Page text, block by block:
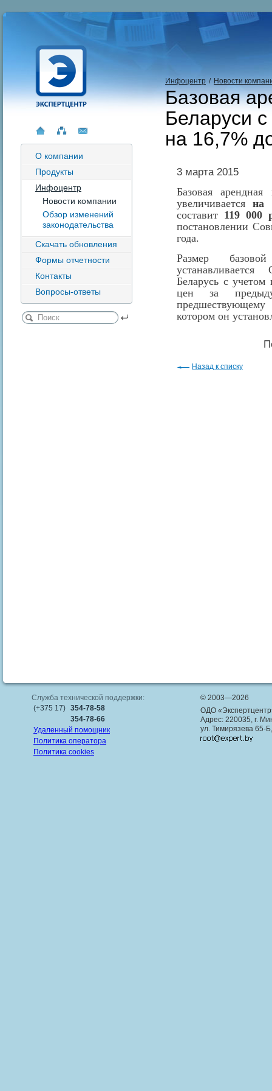
О компании
Продукты
Инфоцентр
Новости компании
Обзор изменений
законодательства
Скачать обновления
Формы отчетности
Контакты
Вопросы-ответы
Инфоцентр / Новости
Базовая
Беларуси
на 16,7%
3 марта 2015
Базовая
увеличиваетсяна
составит 119 000
постановлении
года.
Размер
Беларусь с учетом
цен за
котором он
Назад к списку
Служба технической поддержки:
(+375 17) 354-78-58
354-78-66
Удаленный помощник
Политика оператора
Политика cookies
© 2003—2026
ОДО
Адрес: 220035, г.
ул. Тимирязева 65-